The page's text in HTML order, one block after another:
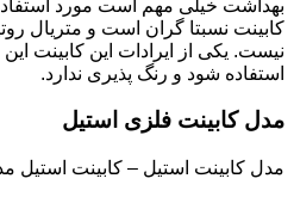
بهداشت خیلی مهم است مورد
کابینت نسبتا گران است و متریال
نیست. یکی از ایرادات این کابینت
استفاده شود و رنگ پذیری ندارد.
مدل کابینت فلزی استیل
مدل کابینت استیل – کابینت استیل